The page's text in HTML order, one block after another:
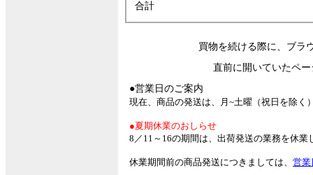
合計
買物を続ける際に、ブラ
直前に開いていたペ
●営業日のご案内
現在、商品の発送は、月~土曜（祝日を除く
●夏期休業のおしらせ
8／11～16の期間は、出荷発送の業務を休業
休業期間前の商品発送につきましては、 営業